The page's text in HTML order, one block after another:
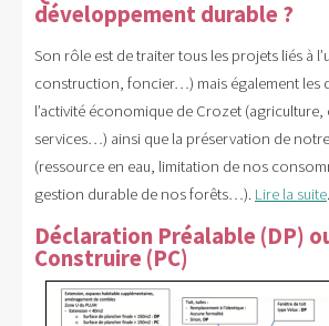
développement durable ?
Son rôle est de traiter tous les projets liés à
construction, foncier…) mais également les
l’activité économique de Crozet
services…) ainsi que la préservation de
(ressource en eau, limitation de nos
gestion durable de nos forêts…). Lire la suite.
Déclaration Préalable (DP)
Construire (PC)